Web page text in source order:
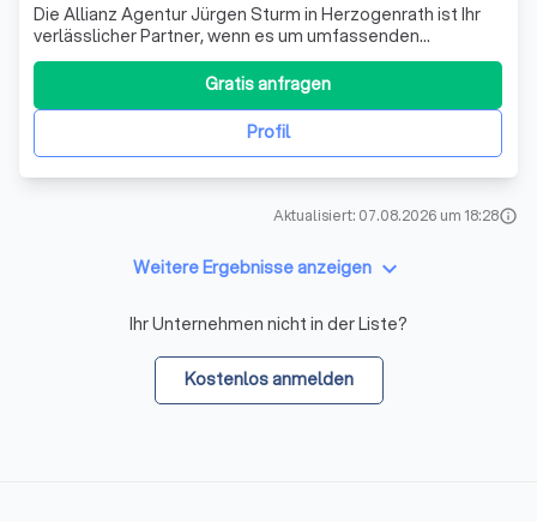
Die Allianz Agentur Jürgen Sturm in Herzogenrath ist Ihr
verlässlicher Partner, wenn es um umfassenden
Versicherungsschutz geht. Wir wissen, dass das Leben
unvorhersehbare Ereignisse bereithält und möchten Sie
dabei unterstützen, bestmöglich darauf vorbereitet zu
sein. Unser Angebot an Sachversicher
Profil
Gratis anfragen
Aktualisiert: 07.08.2026 um 18:28info
Weitere Ergebnisse anzeigen keyboard_arrow_down
Ihr Unternehmen nicht in der Liste?
Kostenlos anmelden